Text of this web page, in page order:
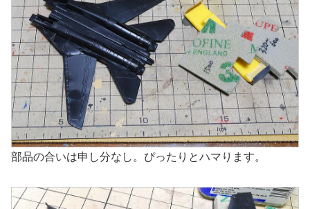
部品の合いは申し分なし。ぴったりとハマります。